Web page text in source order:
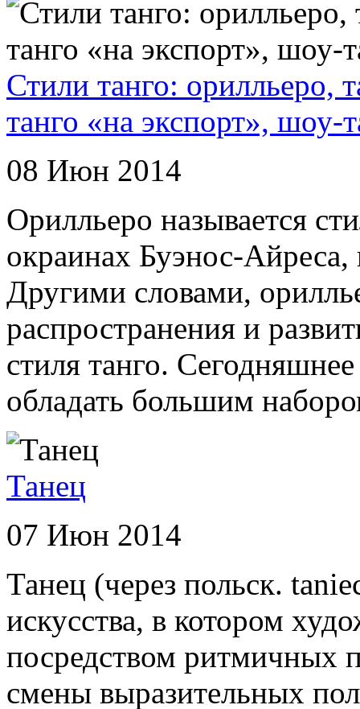
Стили танго: орилльеро,
танго «на экспорт», шоу-
08 Июн 2014
Орилльеро называется
окраинах Буэнос-Айреса,
Другими словами,
распространения и
стиля танго.
обладать большим
Танец
07 Июн 2014
Танец (через польск.
искусства, в котором
посредством ритмичных
смены выразительных